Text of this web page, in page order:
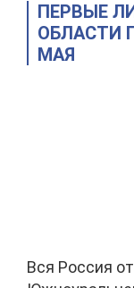
ПЕРВЫЕ
ОБЛАСТИ
МАЯ
Вся Россия